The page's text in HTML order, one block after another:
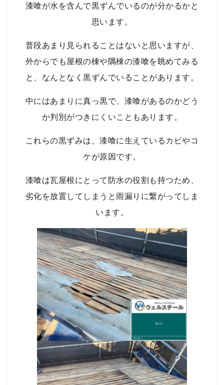
漆喰が水を含んで黒ずんでいるのが分かるかと
思います。
普段あまり見られることはないと思いますが、
外からでも屋根の棟や隅棟の漆喰を眺めてみる
と、なんとなく黒ずんでいることがあります。
中にはあまりに真っ黒で、漆喰があるのかどう
か判別がつきにくいこともあります。
これらの黒ずみは、漆喰に生えているカビやコ
ケが原因です。
漆喰は瓦屋根にとって防水の役割も持つため、
劣化を放置してしまうと雨漏りに繋がってしま
います。